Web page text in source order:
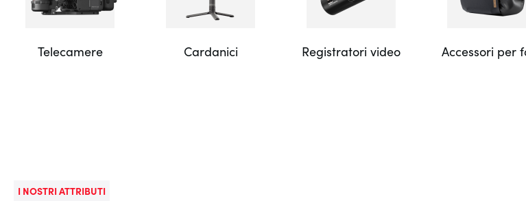
Telecamere Cardanici Registratori video Accessori per
I NOSTRI ATTRIBUTI